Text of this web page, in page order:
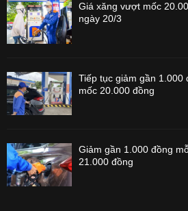
Giá xăng vượt mốc
ngày 20/3
Tiếp tục giảm gần 1.000
mốc 20.000 đồng
Giảm gần 1.000 đồng
21.000 đồng